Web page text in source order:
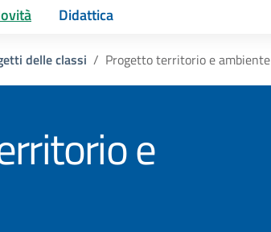
Didattica
delle classi Progetto territorio e ambiente
e